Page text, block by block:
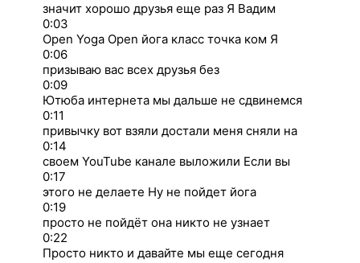
значит хорошо друзья еще раз Я Вадим
0:03
Open Yoga Open йога класс точка ком Я
0:06
призываю вас всех друзья без
0:09
Ютюба интернета мы дальше не сдвинемся
0:11
привычку вот взяли достали меня сняли на
0:14
своем YouTube канале выложили Если вы
0:17
этого не делаете Ну не пойдет йога
0:19
просто не пойдёт она никто не узнает
0:22
Просто никто и давайте мы еще сегодня